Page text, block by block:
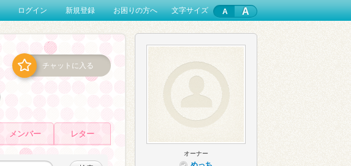
ログイン 新規登録 お困りの方へ 文字サイズ A
チャットに入る
メンバー レター
オーナー